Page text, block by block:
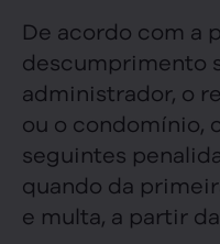
De acordo com a
descumprimento
administrador, o
ou o condomínio,
seguintes
quando da
e multa, a partir